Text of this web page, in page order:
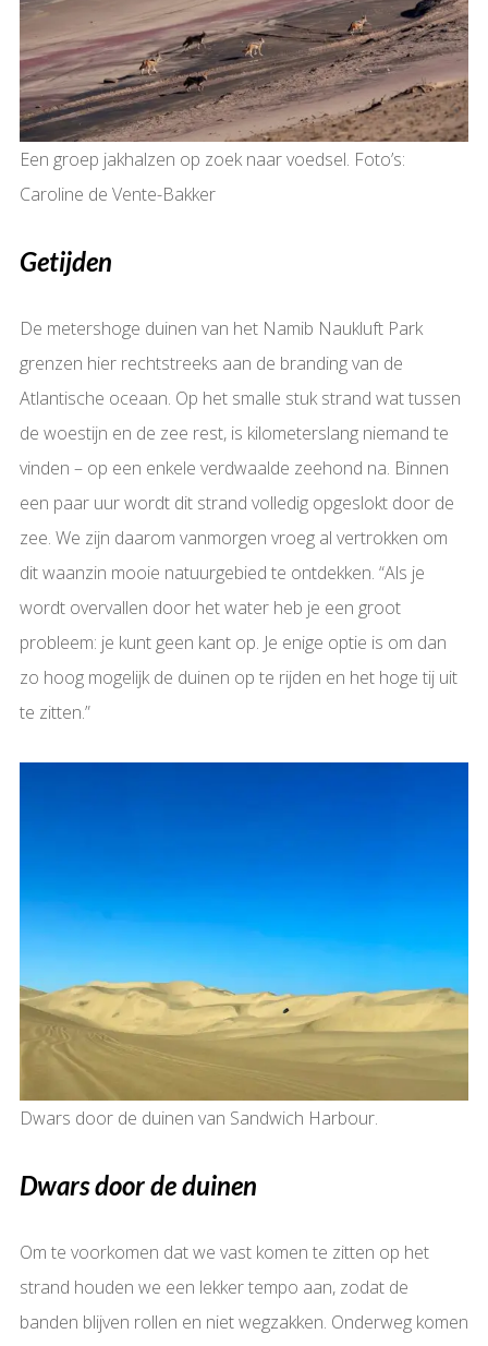
Een groep jakhalzen op zoek naar voedsel. Foto’s:
Caroline de Vente-Bakker
Getijden
De metershoge duinen van het Namib Naukluft Park
grenzen hier rechtstreeks aan de branding van de
Atlantische oceaan. Op het smalle stuk strand wat tussen
de woestijn en de zee rest, is kilometerslang niemand te
vinden – op een enkele verdwaalde zeehond na. Binnen
een paar uur wordt dit strand volledig opgeslokt door de
zee. We zijn daarom vanmorgen vroeg al vertrokken om
dit waanzin mooie natuurgebied te ontdekken. “Als je
wordt overvallen door het water heb je een groot
probleem: je kunt geen kant op. Je enige optie is om dan
zo hoog mogelijk de duinen op te rijden en het hoge tij uit
te zitten.”
Dwars door de duinen van Sandwich Harbour.
Dwars door de duinen
Om te voorkomen dat we vast komen te zitten op het
strand houden we een lekker tempo aan, zodat de
banden blijven rollen en niet wegzakken. Onderweg komen